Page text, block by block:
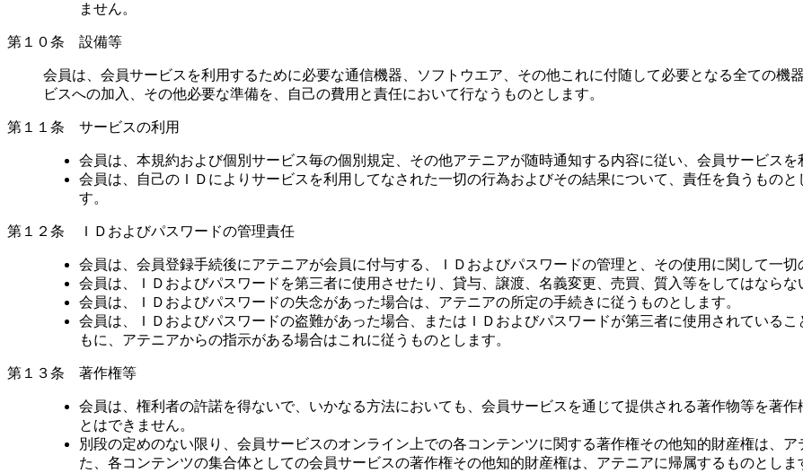
ません。
第１０条 設備等
会員は、会員サービスを利用するために必要な通信機器、ソフトウエア、その他これに付随して必要となる全ての機
ビスへの加入、その他必要な準備を、自己の費用と責任において行なうものとします。
第１１条 サービスの利用
会員は、本規約および個別サービス毎の個別規定、その他アテニアが随時通知する内容に従い、会員サービスを
会員は、自己のＩＤによりサービスを利用してなされた一切の行為およびその結果について、責任を負うもの
す。
第１２条 ＩＤおよびパスワードの管理責任
会員は、会員登録手続後にアテニアが会員に付与する、ＩＤおよびパスワードの管理と、その使用に関して一切
会員は、ＩＤおよびパスワードを第三者に使用させたり、貸与、譲渡、名義変更、売買、質入等をしてはならな
会員は、ＩＤおよびパスワードの失念があった場合は、アテニアの所定の手続きに従うものとします。
会員は、ＩＤおよびパスワードの盗難があった場合、またはＩＤおよびパスワードが第三者に使用されている
もに、アテニアからの指示がある場合はこれに従うものとします。
第１３条 著作権等
会員は、権利者の許諾を得ないで、いかなる方法においても、会員サービスを通じて提供される著作物等を著
とはできません。
別段の定めのない限り、会員サービスのオンライン上での各コンテンツに関する著作権その他知的財産権は、
た、各コンテンツの集合体としての会員サービスの著作権その他知的財産権は、アテニアに帰属するものとしま